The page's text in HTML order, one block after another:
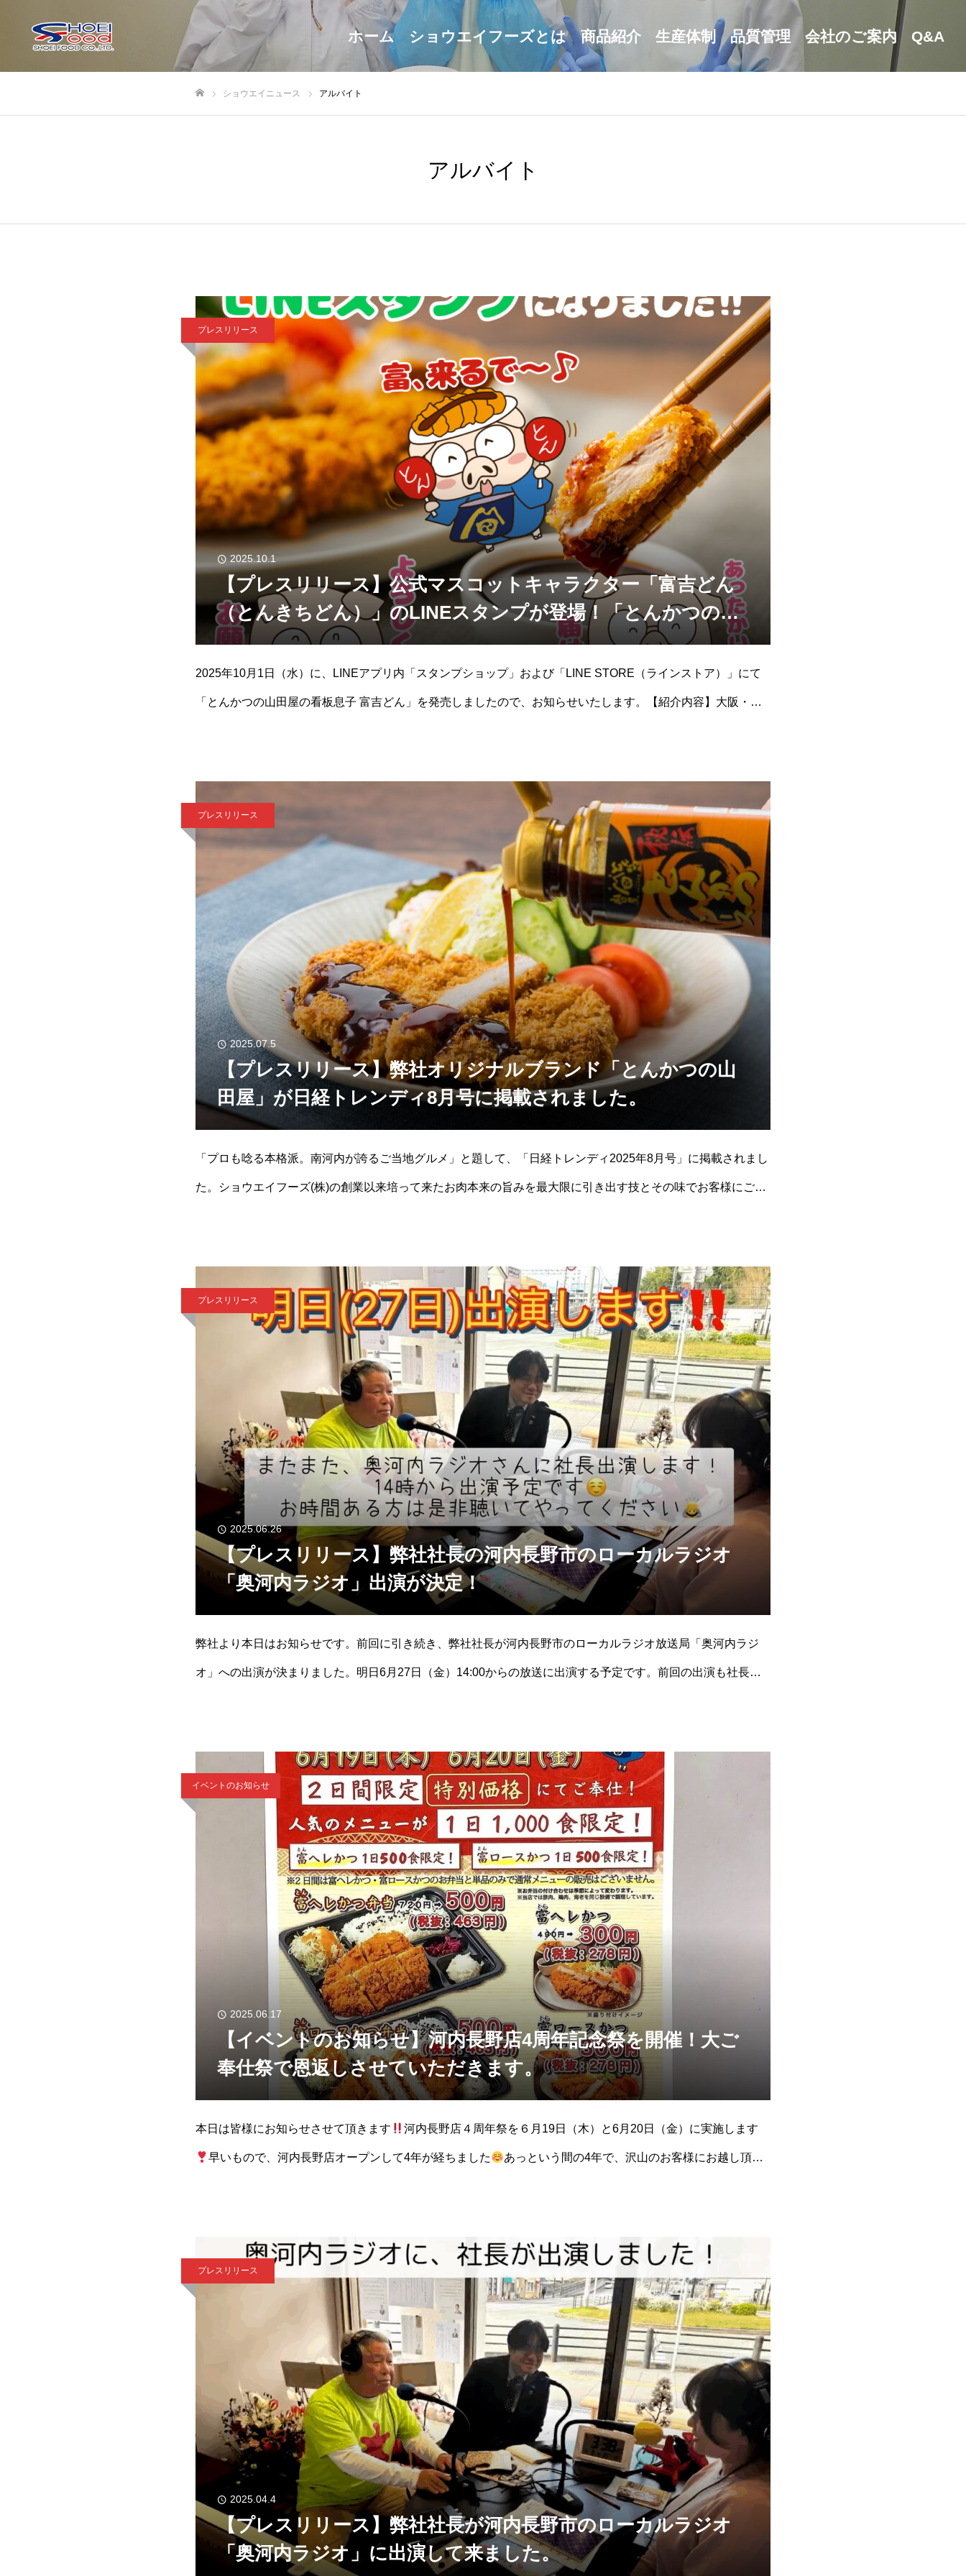
ホーム ショウエイフーズとは 商品紹介 生産体制 品質管理 会社のご案内 Q&A
ショウエイニュース アルバイト
アルバイト
プレスリリース
2025.10.1
【プレスリリース】公式マスコットキャラクター「富吉どん
（とんきちどん）」のLINEスタンプが登場！「とんかつの山
田屋の看板息子 富吉どん」発売のお知らせ。
2025年10月1日（水）に、LINEアプリ内「スタンプショップ」および「LINE STORE（ラインストア）」にて
「とんかつの山田屋の看板息子 富吉どん」を発売しましたので、お知らせいたします。【紹介内容】大阪・富
プレスリリース
2025.07.5
【プレスリリース】弊社オリジナルブランド「とんかつの山
田屋」が日経トレンディ8月号に掲載されました。
「プロも唸る本格派。南河内が誇るご当地グルメ」と題して、「日経トレンディ2025年8月号」に掲載されまし
た。ショウエイフーズ(株)の創業以来培って来たお肉本来の旨みを最大限に引き出す技とその味でお客様にご愛
プレスリリース
2025.06.26
【プレスリリース】弊社社長の河内長野市のローカルラジオ
「奥河内ラジオ」出演が決定！
弊社より本日はお知らせです。前回に引き続き、弊社社長が河内長野市のローカルラジオ放送局「奥河内ラジ
オ」への出演が決まりました。明日6月27日（金）14:00からの放送に出演する予定です。前回の出演も社長曰
イベントのお知らせ
2025.06.17
【イベントのお知らせ】河内長野店4周年記念祭を開催！大ご
奉仕祭で恩返しさせていただきます。
本日は皆様にお知らせさせて頂きます 河内長野店４周年祭を６月19日（木）と6月20日（金）に実施します
早いもので、河内長野店オープンして4年が経ちました あっという間の4年で、沢山のお客様にお越し頂い
プレスリリース
2025.04.4
【プレスリリース】弊社社長が河内長野市のローカルラジオ
「奥河内ラジオ」に出演して来ました。